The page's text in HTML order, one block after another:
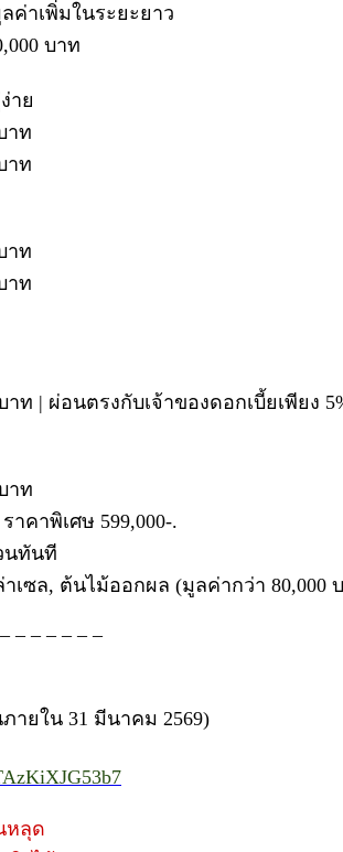
ค่าเพิ่มในระยะยาว
บาท
าย
าท
าท
าท
าท
าท | ผ่อนตรงกับเจ้าของดอกเบี้ยเพียง
าท
คาพิเศษ 599,000-.
นทันที
เซล, ต้นไม้ออกผล (มูลค่ากว่า 80,000
– – – – – –
ายใน 31 มีนาคม 2569)
หลุด